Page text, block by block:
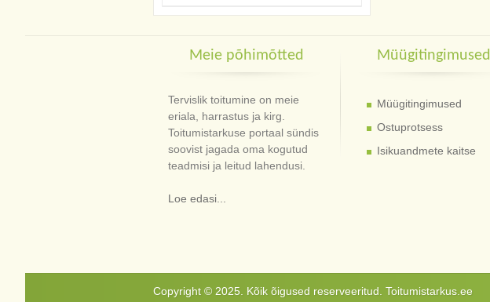
Meie põhimõtted
Tervislik toitumine on meie
eriala, harrastus ja kirg.
Toitumistarkuse portaal sündis
soovist jagada oma kogutud
teadmisi ja leitud lahendusi.
Loe edasi...
Müügitingimused
Müügitingimused
Ostuprotsess
Isikuandmete kaitse
Copyright © 2025. Kõik õigused reserveeritud. Toitumistarkus.ee